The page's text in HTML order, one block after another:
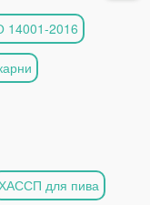
14001-2016
для пива